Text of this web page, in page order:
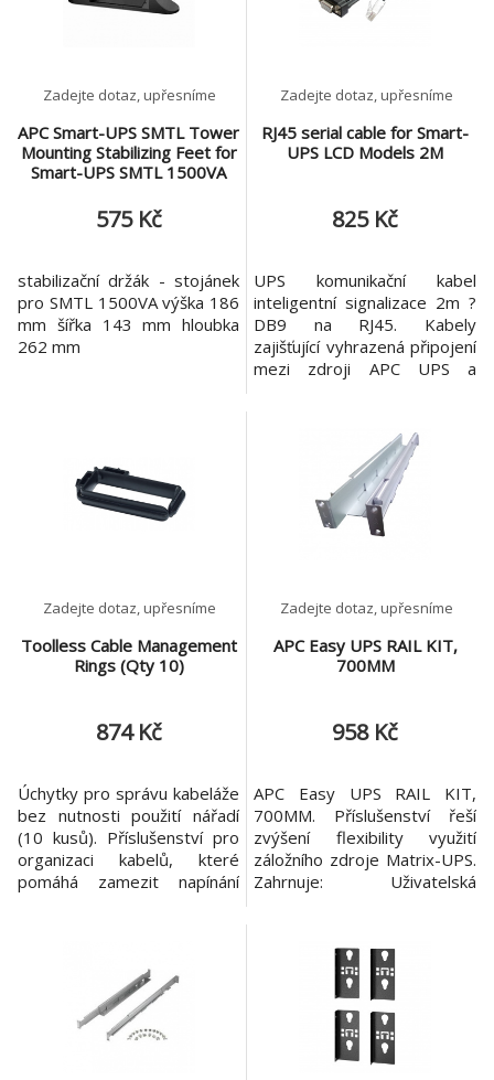
APC Smart-UPS SMTL Tower
Mounting Stabilizing Feet for
Smart-UPS SMTL 1500VA
Zadejte dotaz, upřesníme
575 Kč
stabilizační držák - stojánek
pro SMTL 1500VA výška 186
mm šířka 143 mm hloubka
262 mm
RJ45 serial cable for Smart-
UPS LCD Models 2M
Zadejte dotaz, upřesníme
825 Kč
UPS komunikační kabel
inteligentní signalizace 2m ?
DB9 na RJ45. Kabely
zajišťující vyhrazená připojení
mezi zdroji APC UPS a
na web výrobce:
https://www.apc.com/shop/c
z/cs/products/UPS-
Communications-Cable-
Smart-Signalling-6-2m-DB9-
Toolless Cable Management
Rings (Qty 10)
Zadejte dotaz, upřesníme
874 Kč
Úchytky pro správu kabeláže
bez nutnosti použití nářadí
(10 kusů). Příslušenství pro
organizaci kabelů, které
pomáhá zamezit napínání
Instalační příručka Záruka: 2
roky Odkaz na web výrobce:
https://www.apc.com/shop/c
z/cs/products/Toolless-
APC Easy UPS RAIL KIT,
700MM
Zadejte dotaz, upřesníme
958 Kč
APC Easy UPS RAIL KIT,
700MM. Příslušenství řeší
zvýšení flexibility využití
záložního zdroje Matrix-UPS.
Zahrnuje: Uživatelská
https://www.apc.com/shop/c
z/cs/products/APC-Easy-
UPS-RAIL-KIT-700MM/P-